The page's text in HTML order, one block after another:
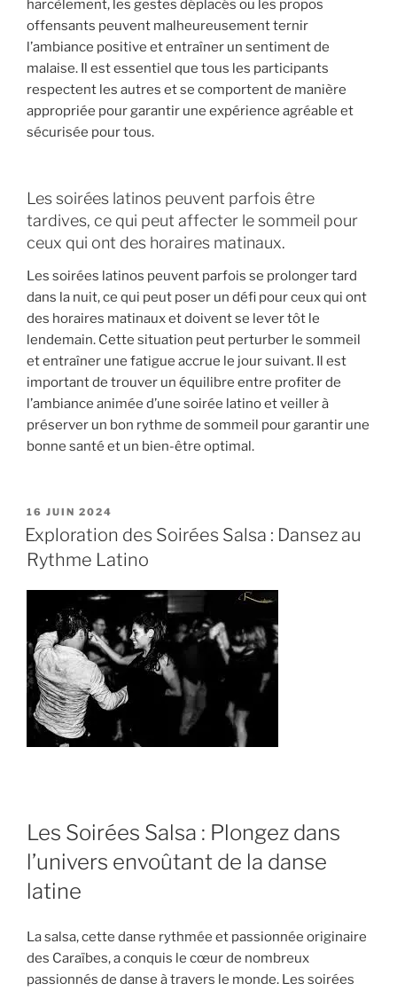
harcèlement, les gestes déplacés ou les propos
offensants peuvent malheureusement ternir
l’ambiance positive et entraîner un sentiment de
malaise. Il est essentiel que tous les participants
respectent les autres et se comportent de manière
appropriée pour garantir une expérience agréable et
sécurisée pour tous.
Les soirées latinos peuvent parfois être
tardives, ce qui peut affecter le sommeil pour
ceux qui ont des horaires matinaux.
Les soirées latinos peuvent parfois se prolonger tard
dans la nuit, ce qui peut poser un défi pour ceux qui ont
des horaires matinaux et doivent se lever tôt le
lendemain. Cette situation peut perturber le sommeil
et entraîner une fatigue accrue le jour suivant. Il est
important de trouver un équilibre entre profiter de
l’ambiance animée d’une soirée latino et veiller à
préserver un bon rythme de sommeil pour garantir une
bonne santé et un bien-être optimal.
PUBLIÉ
LE
16 JUIN 2024
Exploration des Soirées Salsa : Dansez au
Rythme Latino
Les Soirées Salsa : Plongez dans
l’univers envoûtant de la danse
latine
La salsa, cette danse rythmée et passionnée originaire
des Caraïbes, a conquis le cœur de nombreux
passionnés de danse à travers le monde. Les soirées